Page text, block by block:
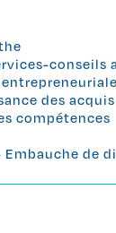
conseils
entrepreneuriale
des
compétences
de